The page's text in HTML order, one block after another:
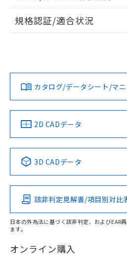
ログイン/会
ダウンロードデータをご利用いた
みください。
ソフトウェアの使用条件
EU RoHS 注意事項・凡例
対応済み
中国 RoHS 注意事項・凡例
Pb Hg
O
在庫等で未対応品が混在する可能
規格認証/適合状況
LR型式承認
（イギリス
船舶規格）
DNV型式承認
（ノルウェー
No No
この製品の規
その他の認証はこちらの
カタログ/データシート/マ
2D CADデータ
3D CADデータ
該非判定見解書/項目別対比
日本の外為法に基づく該非判定、およびEAR
ます。
オンライン購入